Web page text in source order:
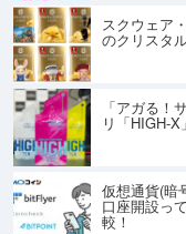
スクウェア
のクリスタ
「アガる！
リ「HIGH-
仮想通貨(暗
口座開設っ
較！